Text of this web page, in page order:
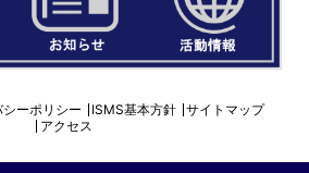
シーポリシー ISMS基本方針 サイトマップ
アクセス